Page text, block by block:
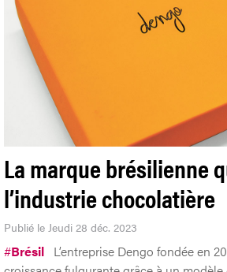
La marque brésilienne
l’industrie chocolatière
Publié le Jeudi 28 déc. 2023
#Brésil L’entreprise Dengo fondée en